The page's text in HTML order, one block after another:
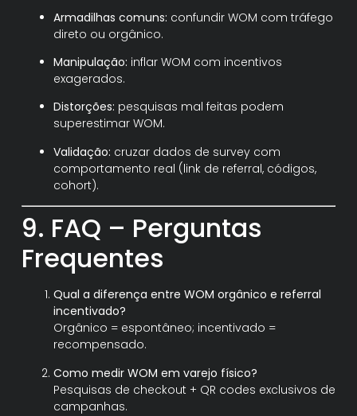
Armadilhas comuns: confundir WOM com tráfego
direto ou orgânico.
Manipulação: inflar WOM com incentivos
exagerados.
Distorções: pesquisas mal feitas podem
superestimar WOM.
Validação: cruzar dados de survey com
comportamento real (link de referral, códigos,
cohort).
9. FAQ – Perguntas
Frequentes
Qual a diferença entre WOM orgânico e referral
incentivado?
Orgânico = espontâneo; incentivado =
recompensado.
Como medir WOM em varejo físico?
Pesquisas de checkout + QR codes exclusivos de
campanhas.